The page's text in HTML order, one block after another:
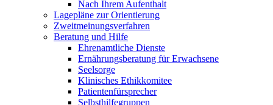
Nach Ihrem Aufenthalt
Lagepläne zur Orientierung
Zweitmeinungsverfahren
Beratung und Hilfe
Ehrenamtliche Dienste
Ernährungsberatung für Erwachsene
Seelsorge
Klinisches Ethikkomitee
Patientenfürsprecher
Selbsthilfegruppen